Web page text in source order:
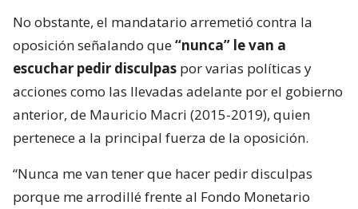
No obstante, el mandatario arremetió contra la
oposición señalando que“nunca” le van a
escuchar pedir disculpas por varias políticas y
acciones como las llevadas adelante por el gobierno
anterior, de Mauricio Macri (2015-2019), quien
pertenece a la principal fuerza de la oposición.
“Nunca me van tener que hacer pedir disculpas
porque me arrodillé frente al Fondo Monetario